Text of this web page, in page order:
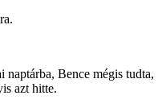
naptárba, Bence mégis tudta,
azt hitte.